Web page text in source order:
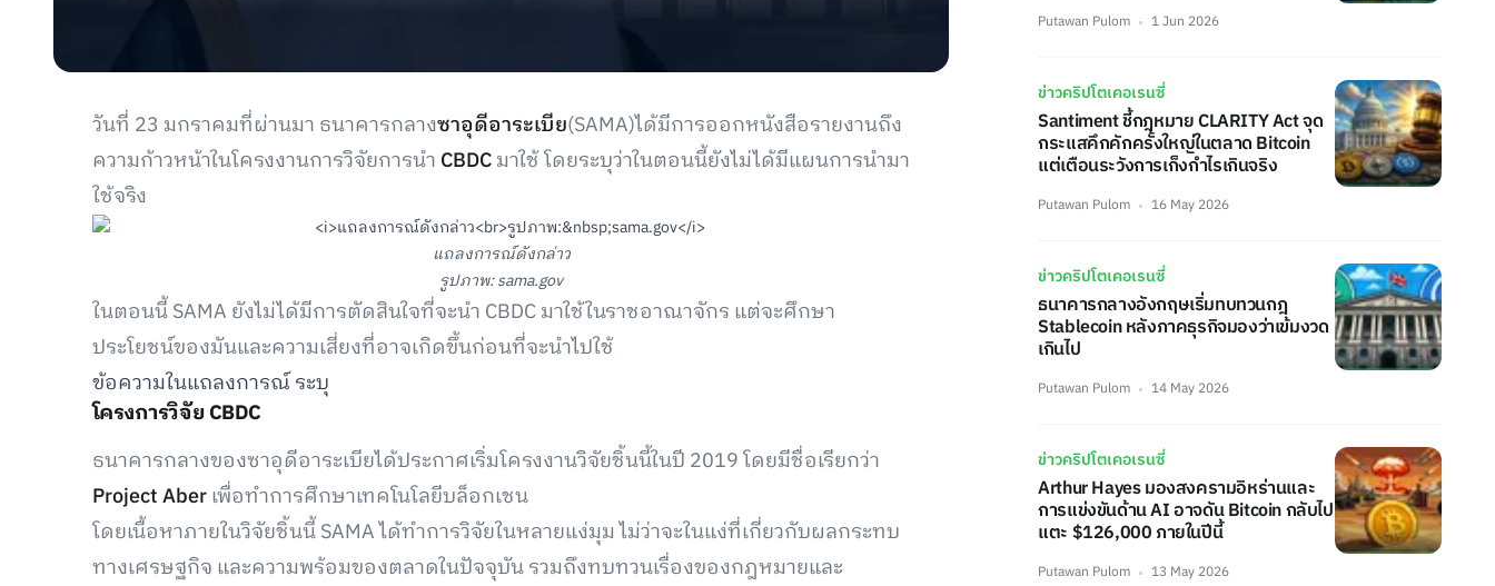
วันที่ 23 มกราคมที่ผ่านมา ธนาคารกลางซาอุดีอาระเบีย(SAMA)ได้มีการออกหนังสือรายงานถึง
ความก้าวหน้าในโครงงานการวิจัยการนำ CBDCมาใช้ โดยระบุว่าในตอนนี้ยังไม่ได้มีแผนการนำมา
ใช้จริง
แถลงการณ์ดังกล่าว
รูปภาพ: sama.gov
ในตอนนี้ SAMA ยังไม่ได้มีการตัดสินใจที่จะนำ CBDC มาใช้ในราชอาณาจักร แต่จะศึกษา
ประโยชน์ของมันและความเสี่ยงที่อาจเกิดขึ้นก่อนที่จะนำไปใช้
ข้อความในแถลงการณ์ ระบุ
โครงการวิจัย CBDC
ธนาคารกลางของซาอุดีอาระเบียได้ประกาศเริ่มโครงงานวิจัยชิ้นนี้ในปี 2019 โดยมีชื่อเรียกว่า
Project Aberเพื่อทำการศึกษาเทคโนโลยีบล็อกเชน
โดยเนื้อหาภายในวิจัยชิ้นนี้ SAMA ได้ทำการวิจัยในหลายแง่มุม ไม่ว่าจะในแง่ที่เกี่ยวกับผลกระทบ
ทางเศรษฐกิจ และความพร้อมของตลาดในปัจจุบัน รวมถึงทบทวนเรื่องของกฎหมายและ
Putawan Pulom 1 Jun 2026
ข่าวคริปโตเคอเรนซี่
Santiment ชี้กฎหมาย CLARITY Act จุด
กระแสคึกคักครั้งใหญ่ในตลาด Bitcoin
แต่เตือนระวังการเก็งกำไรเกินจริง
Putawan Pulom 16 May 2026
ข่าวคริปโตเคอเรนซี่
ธนาคารกลางอังกฤษเริ่มทบทวนกฎ
Stablecoin หลังภาคธุรกิจมองว่าเข้มงวด
เกินไป
Putawan Pulom 14 May 2026
ข่าวคริปโตเคอเรนซี่
Arthur Hayes มองสงครามอิหร่านและ
การแข่งขันด้าน AI อาจดัน Bitcoin กลับไป
แตะ $126,000 ภายในปีนี้
Putawan Pulom 13 May 2026